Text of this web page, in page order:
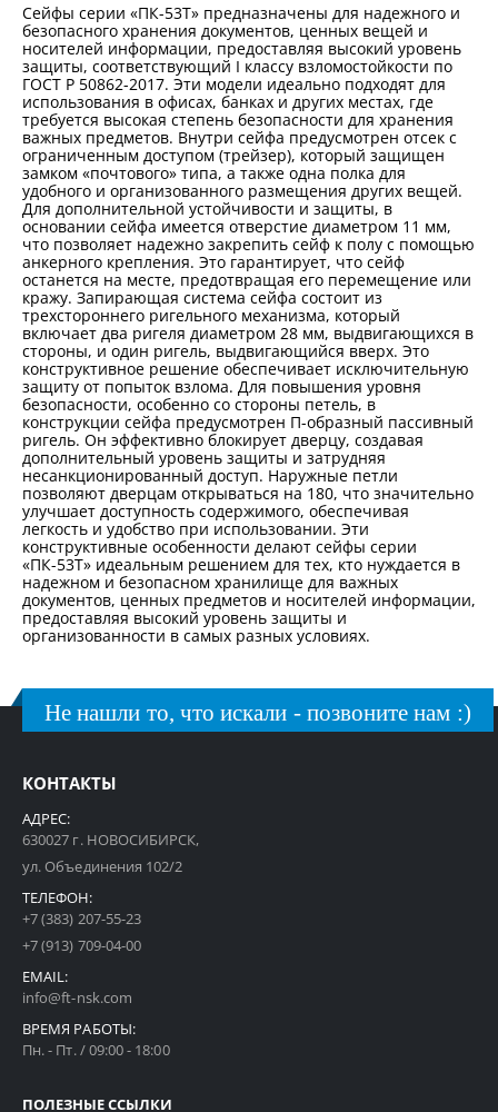
Сейфы серии «ПК-53Т» предназначены для надежного и
безопасного хранения документов, ценных вещей и
носителей информации, предоставляя высокий уровень
защиты, соответствующий I классу взломостойкости по
ГОСТ Р 50862-2017. Эти модели идеально подходят для
использования в офисах, банках и других местах, где
требуется высокая степень безопасности для хранения
важных предметов. Внутри сейфа предусмотрен отсек с
ограниченным доступом (трейзер), который защищен
замком «почтового» типа, а также одна полка для
удобного и организованного размещения других вещей.
Для дополнительной устойчивости и защиты, в
основании сейфа имеется отверстие диаметром 11 мм,
что позволяет надежно закрепить сейф к полу с помощью
анкерного крепления. Это гарантирует, что сейф
останется на месте, предотвращая его перемещение или
кражу. Запирающая система сейфа состоит из
трехстороннего ригельного механизма, который
включает два ригеля диаметром 28 мм, выдвигающихся в
стороны, и один ригель, выдвигающийся вверх. Это
конструктивное решение обеспечивает исключительную
защиту от попыток взлома. Для повышения уровня
безопасности, особенно со стороны петель, в
конструкции сейфа предусмотрен П-образный пассивный
ригель. Он эффективно блокирует дверцу, создавая
дополнительный уровень защиты и затрудняя
несанкционированный доступ. Наружные петли
позволяют дверцам открываться на 180, что значительно
улучшает доступность содержимого, обеспечивая
легкость и удобство при использовании. Эти
конструктивные особенности делают сейфы серии
«ПК-53Т» идеальным решением для тех, кто нуждается в
надежном и безопасном хранилище для важных
документов, ценных предметов и носителей информации,
предоставляя высокий уровень защиты и
организованности в самых разных условиях.
Не нашли то, что искали - позвоните нам :)
КОНТАКТЫ
АДРЕС:
630027 г. НОВОСИБИРСК,
ул. Объединения 102/2
ТЕЛЕФОН:
+7 (383) 207-55-23
+7 (913) 709-04-00
EMAIL:
info@ft-nsk.com
ВРЕМЯ РАБОТЫ:
Пн. - Пт. / 09:00 - 18:00
ПОЛЕЗНЫЕ ССЫЛКИ